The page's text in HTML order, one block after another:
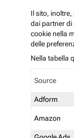
Il sito,
dai partner di
cookie nella
delle
Nella tabella
Source
Adform
Amazon